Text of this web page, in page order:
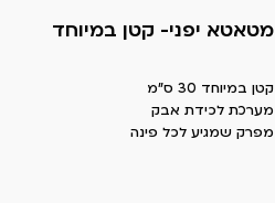
מטאטא יפני- קטן במיוחד
קטן במיוחד 30 ס"מ
מערכת לכידת אבק
מפרק שמגיע לכל פינה